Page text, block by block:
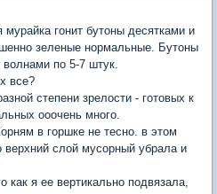
гонит бутоны десятками и
зеленые нормальные. Бутоны
по 5-7 штук.
все?
степени зрелости - готовых к
ооочень много.
в горшке не тесно. в этом
верхний слой мусорный убрала и
как я ее вертикально подвязала,